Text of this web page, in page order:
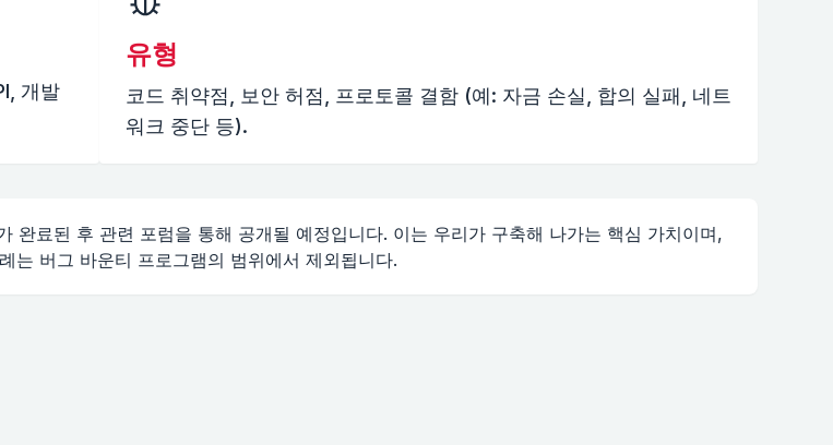
개발
유형
코드 취약점, 보안 허점, 프로토콜 결함 (예: 자금 손실, 합의 실패, 네트
워크 중단 등).
료된 후 관련 포럼을 통해 공개될 예정입니다. 이는 우리가 구축해 나가는 핵심 가치이며,
는 버그 바운티 프로그램의 범위에서 제외됩니다.